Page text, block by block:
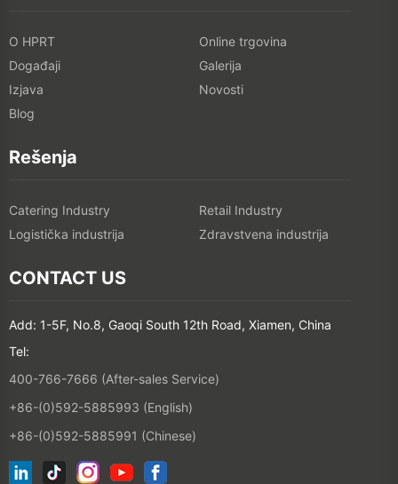
O HPRT
Online trgovina
Događaji
Galerija
Izjava
Novosti
Blog
Rešenja
Catering Industry
Retail Industry
Logistička industrija
Zdravstvena industrija
CONTACT US
Add: 1-5F, No.8, Gaoqi South 12th Road, Xiamen, China
Tel:
400-766-7666 (After-sales Service)
+86-(0)592-5885993 (English)
+86-(0)592-5885991 (Chinese)